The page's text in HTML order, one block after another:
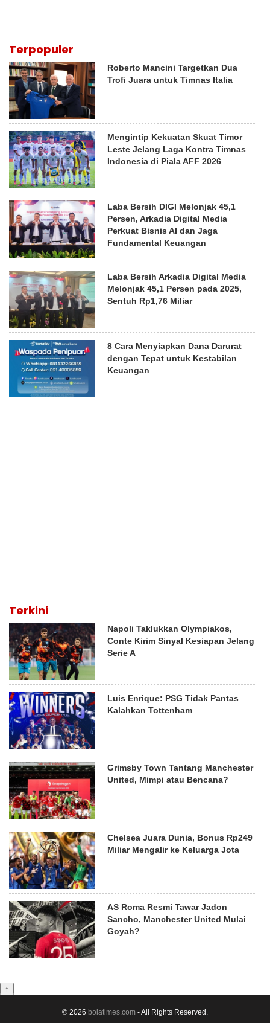
Terpopuler
Roberto Mancini Targetkan Dua
Trofi Juara untuk Timnas Italia
Mengintip Kekuatan Skuat Timor
Leste Jelang Laga Kontra Timnas
Indonesia di Piala AFF 2026
Laba Bersih DIGI Melonjak 45,1
Persen, Arkadia Digital Media
Perkuat Bisnis AI dan Jaga
Fundamental Keuangan
Laba Bersih Arkadia Digital Media
Melonjak 45,1 Persen pada 2025,
Sentuh Rp1,76 Miliar
8 Cara Menyiapkan Dana Darurat
dengan Tepat untuk Kestabilan
Keuangan
Terkini
Napoli Taklukkan Olympiakos,
Conte Kirim Sinyal Kesiapan Jelang
Serie A
Luis Enrique: PSG Tidak Pantas
Kalahkan Tottenham
Grimsby Town Tantang Manchester
United, Mimpi atau Bencana?
Chelsea Juara Dunia, Bonus Rp249
Miliar Mengalir ke Keluarga Jota
AS Roma Resmi Tawar Jadon
Sancho, Manchester United Mulai
Goyah?
↑
© 2026 bolatimes.com - All Rights Reserved.